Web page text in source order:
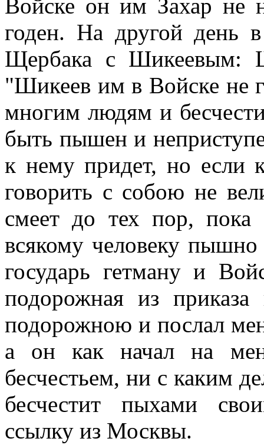
Войске он им Захар не
годен. На другой день
Щербака с Шикеевым:
"Шикеев им в Войске не
многим людям и
быть пышен и
к нему придет, но если
говорить с собою не
смеет до тех пор, пока
всякому человеку
государь гетману и
подорожная из
подорожною и послал
а он как начал на
бесчестьем, ни с каким
бесчестит пыхами
ссылку из Москвы.